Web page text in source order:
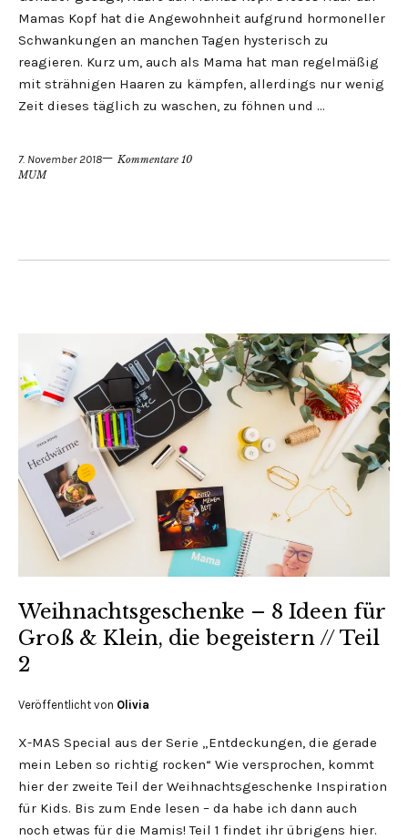
Mamas Kopf hat die Angewohnheit aufgrund hormoneller
Schwankungen an manchen Tagen hysterisch zu
reagieren. Kurz um, auch als Mama hat man regelmäßig
mit strähnigen Haaren zu kämpfen, allerdings nur wenig
Zeit dieses täglich zu waschen, zu föhnen und …
7. November 2018
Kommentare 10
MUM
Weihnachtsgeschenke – 8 Ideen für
Groß & Klein, die begeistern // Teil
2
Veröffentlicht von Olivia
X-MAS Special aus der Serie „Entdeckungen, die gerade
mein Leben so richtig rocken“ Wie versprochen, kommt
hier der zweite Teil der Weihnachtsgeschenke Inspiration
für Kids. Bis zum Ende lesen – da habe ich dann auch
noch etwas für die Mamis! Teil 1 findet ihr übrigens hier.